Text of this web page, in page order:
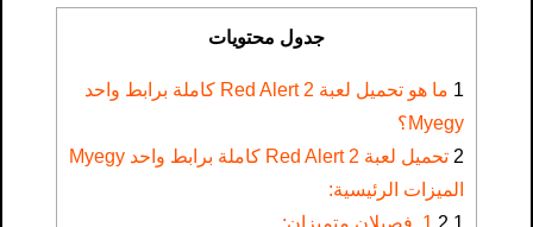
جدول محتويات
1
ما هو تحميل لعبة Red Alert 2 كاملة برابط واحد
Myegy؟
2
تحميل لعبة Red Alert 2 كاملة برابط واحد Myegy
الميزات الرئيسية:
2.1